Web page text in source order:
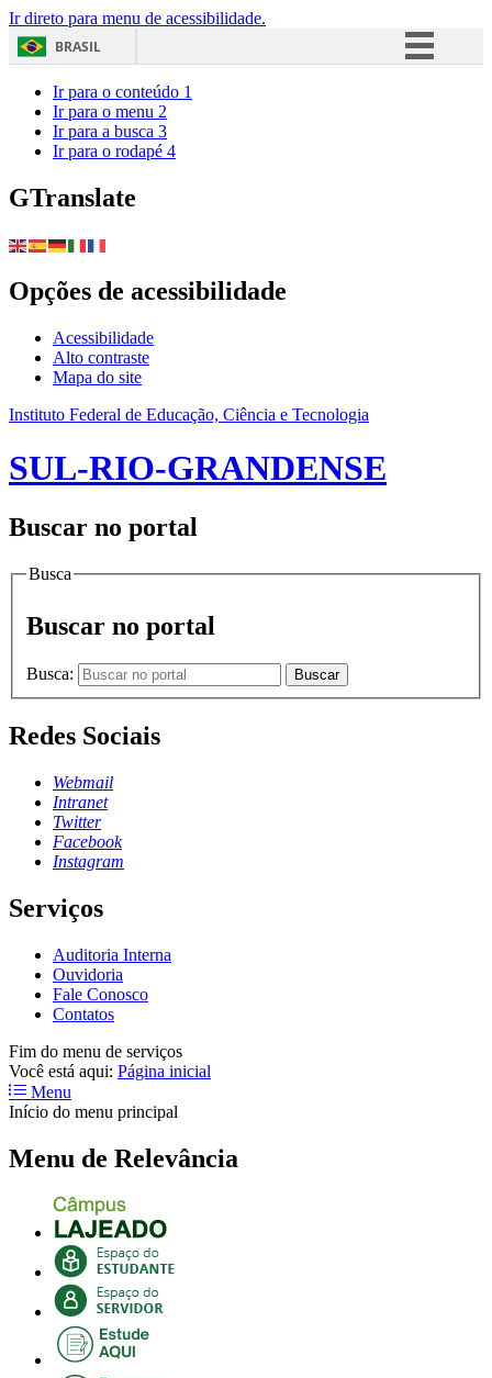
Ir direto para menu de acessibilidade.
BRASIL
Ir para o conteúdo 1
Ir para o menu 2
Ir para a busca 3
Ir para o rodapé 4
GTranslate
Opções de acessibilidade
Acessibilidade
Alto contraste
Mapa do site
Instituto Federal de Educação, Ciência e Tecnologia
SUL-RIO-GRANDENSE
Buscar no portal
Busca
Buscar no portal
Busca: Buscar
Redes Sociais
Webmail
Intranet
Twitter
Facebook
Instagram
Serviços
Auditoria Interna
Ouvidoria
Fale Conosco
Contatos
Fim do menu de serviços
Você está aqui: Página inicial
Menu
Início do menu principal
Menu de Relevância